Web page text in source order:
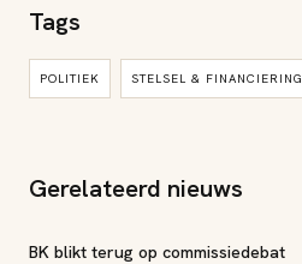
Tags
POLITIEK STELSEL & FINANCIERING
Gerelateerd nieuws
BK blikt terug op commissiedebat